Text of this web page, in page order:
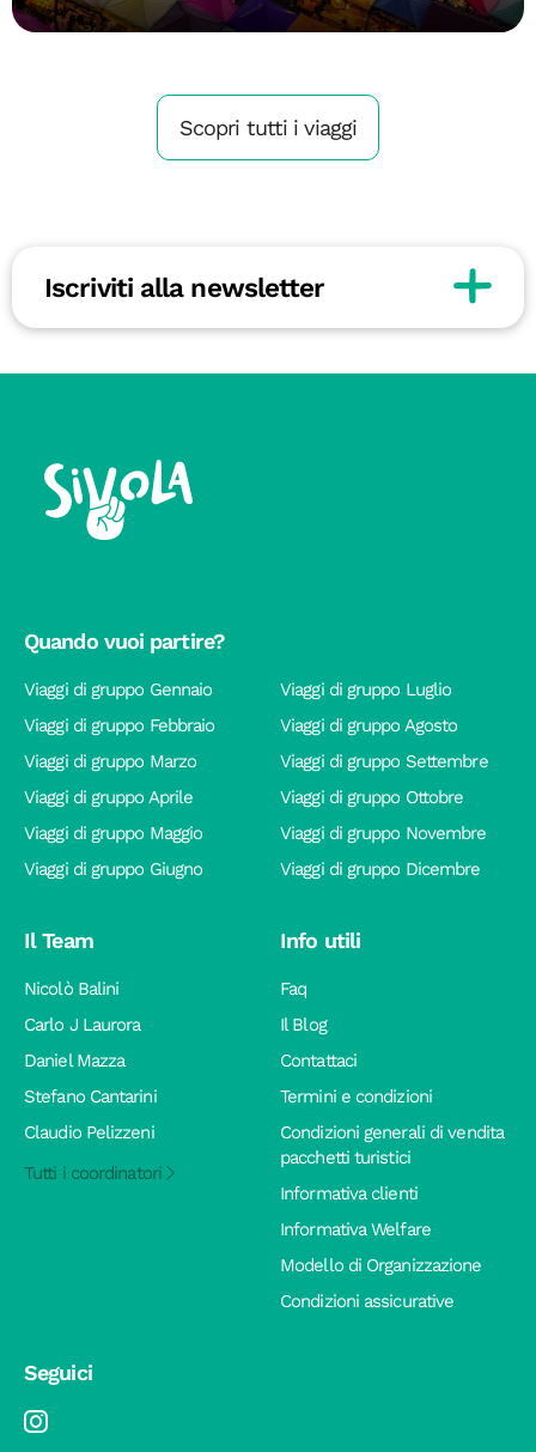
Scopri tutti i viaggi
Iscriviti alla newsletter
Quando vuoi partire?
Viaggi di gruppo Gennaio
Viaggi di gruppo Febbraio
Viaggi di gruppo Marzo
Viaggi di gruppo Aprile
Viaggi di gruppo Maggio
Viaggi di gruppo Giugno
Viaggi di gruppo Luglio
Viaggi di gruppo Agosto
Viaggi di gruppo Settembre
Viaggi di gruppo Ottobre
Viaggi di gruppo Novembre
Viaggi di gruppo Dicembre
Il Team
Nicolò Balini
Carlo J Laurora
Daniel Mazza
Stefano Cantarini
Claudio Pelizzeni
Tutti i coordinatori
Info utili
Faq
Il Blog
Contattaci
Termini e condizioni
Condizioni generali di vendita
pacchetti turistici
Informativa clienti
Informativa Welfare
Modello di Organizzazione
Condizioni assicurative
Seguici